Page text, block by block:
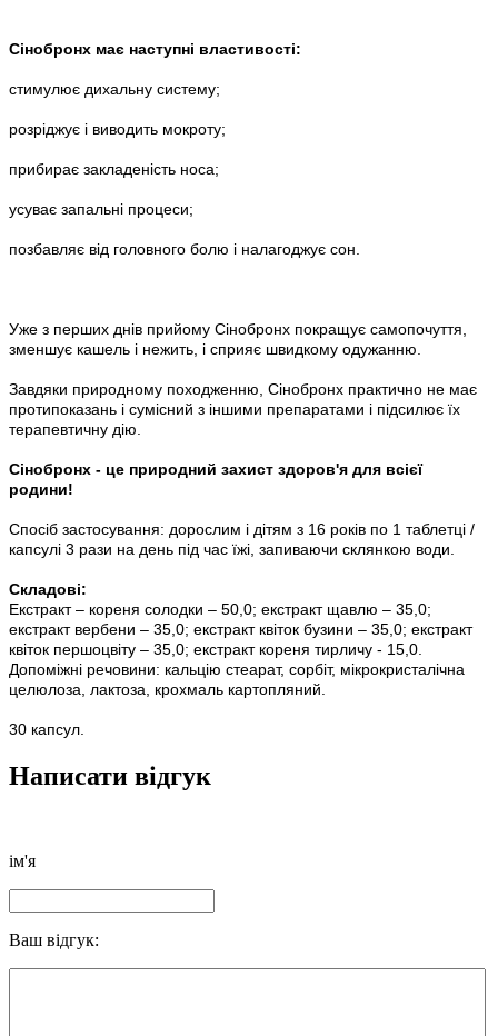
Сінобронх має наступні властивості:
стимулює дихальну систему;
розріджує і виводить мокроту;
прибирає закладеність носа;
усуває запальні процеси;
позбавляє від головного болю і налагоджує сон.
Уже з перших днів прийому Сінобронх покращує самопочуття,
зменшує кашель і нежить, і сприяє швидкому одужанню.
Завдяки природному походженню, Сінобронх практично не має
протипоказань і сумісний з іншими препаратами і підсилює їх
терапевтичну дію.
Сінобронх - це природний захист здоров'я для всієї
родини!
Спосіб застосування: дорослим і дітям з 16 років по 1 таблетці /
капсулі 3 рази на день під час їжі, запиваючи склянкою води.
Складові:
Екстракт – кореня солодки – 50,0; екстракт щавлю – 35,0;
екстракт вербени – 35,0; екстракт квіток бузини – 35,0; екстракт
квіток першоцвіту – 35,0; екстракт кореня тирличу - 15,0.
Допоміжні речовини: кальцію стеарат, сорбіт, мікрокристалічна
целюлоза, лактоза, крохмаль картопляний.
30 капсул.
Написати відгук
ім'я
Ваш відгук: